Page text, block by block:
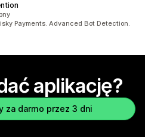
Payments. Advanced Bot Detection.
aplikację?
za darmo przez 3 dni